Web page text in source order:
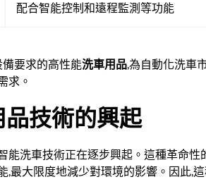
配合智能控制和遠程監測等功能
要求的高性能洗車用品,為自動化洗車
求。
技術的興起
能洗車技術正在逐步興起。這種革命
,最大限度地減少對環境的影響。因此,